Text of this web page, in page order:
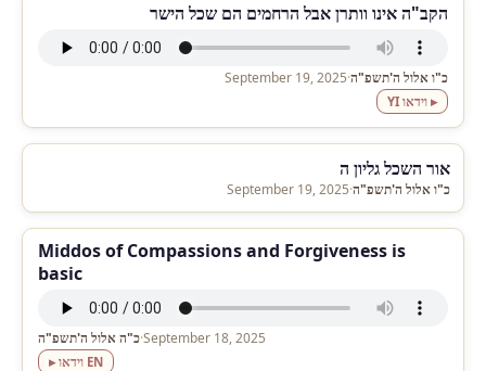
הקב"ה אינו וותרן אבל הרחמים הם שכל הישר
כ"ו אלול ה'תשפ"ה·
September 19, 2025
▸ וידאו YI
אור השכל גליון ה
כ"ו אלול ה'תשפ"ה·
September 19, 2025
Middos of Compassions and Forgiveness is
basic
כ"ה אלול ה'תשפ"ה·September 18, 2025
▸ וידאו EN